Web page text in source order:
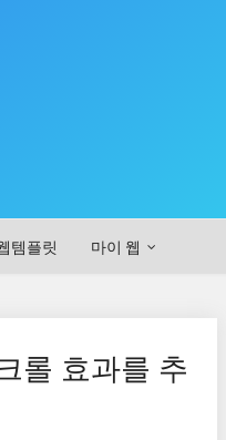
템플릿 마이 웹
롤 효과를 추